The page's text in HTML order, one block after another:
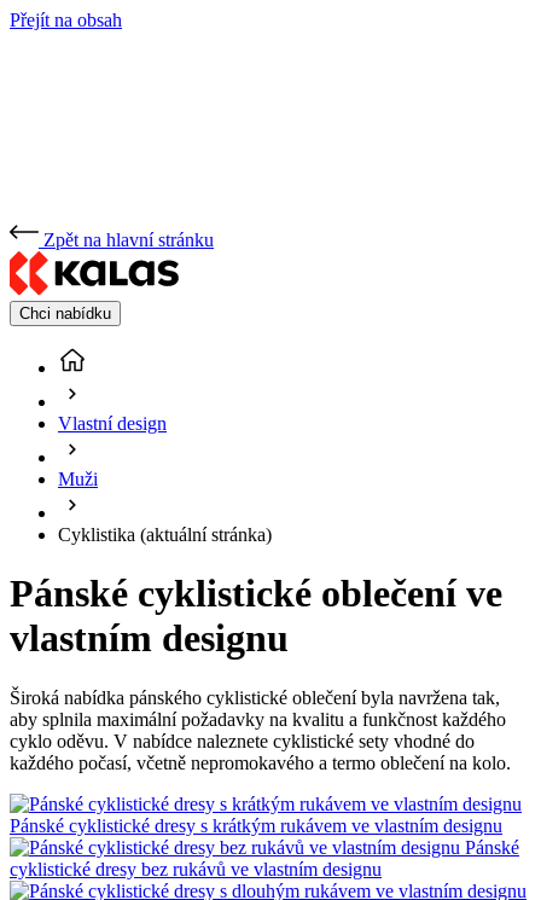
Přejít na obsah
Zpět na hlavní stránku
Chci nabídku
Vlastní design
Muži
Cyklistika (aktuální stránka)
Pánské cyklistické oblečení ve
vlastním designu
Široká nabídka pánského cyklistické oblečení byla navržena tak,
aby splnila maximální požadavky na kvalitu a funkčnost každého
cyklo oděvu. V nabídce naleznete cyklistické sety vhodné do
každého počasí, včetně nepromokavého a termo oblečení na kolo.
Pánské cyklistické dresy s krátkým rukávem ve vlastním designu
Pánské
cyklistické dresy bez rukávů ve vlastním designu